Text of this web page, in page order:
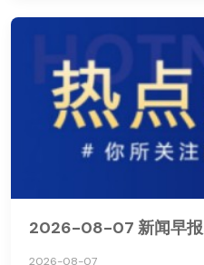
2026-08-07 新闻早报
2026-08-07